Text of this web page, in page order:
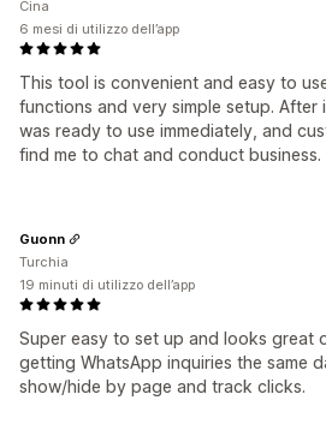
This tool is convenient and easy to
functions and very simple setup. After
was ready to use immediately, and
find me to chat and conduct business.
Cina
6 mesi di utilizzo dell’app
Super easy to set up and looks great
getting WhatsApp inquiries the same
show/hide by page and track clicks.
Guonn
Turchia
19 minuti di utilizzo dell’app